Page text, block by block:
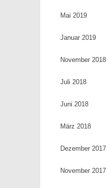
Mai 2019
Januar 2019
November 2018
Juli 2018
Juni 2018
März 2018
Dezember 2017
November 2017